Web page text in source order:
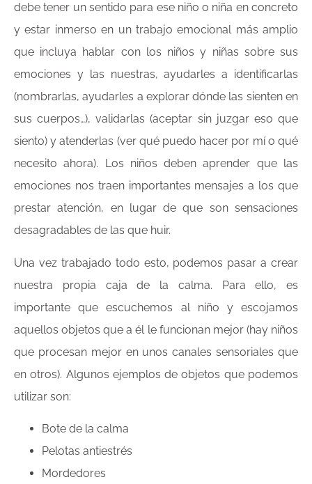
debe tener un sentido para ese niño o niña en concreto
y estar inmerso en un trabajo emocional más amplio
que incluya hablar con los niños y niñas sobre sus
emociones y las nuestras, ayudarles a identificarlas
(nombrarlas, ayudarles a explorar dónde las sienten en
sus cuerpos…), validarlas (aceptar sin juzgar eso que
siento) y atenderlas (ver qué puedo hacer por mí o qué
necesito ahora). Los niños deben aprender que las
emociones nos traen importantes mensajes a los que
prestar atención, en lugar de que son sensaciones
desagradables de las que huir.
Una vez trabajado todo esto, podemos pasar a crear
nuestra propia caja de la calma. Para ello, es
importante que escuchemos al niño y escojamos
aquellos objetos que a él le funcionan mejor (hay niños
que procesan mejor en unos canales sensoriales que
en otros). Algunos ejemplos de objetos que podemos
utilizar son:
Bote de la calma
Pelotas antiestrés
Mordedores